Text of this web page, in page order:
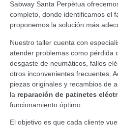
Sabway Santa Perpètua
completo, donde identificamos el
proponemos la solución más
Nuestro taller cuenta con
atender problemas como pérdida
desgaste de neumáticos, fallos
otros inconvenientes frecuentes.
piezas originales y recambios de
la reparación de patinetes
funcionamiento óptimo.
El objetivo es que cada cliente